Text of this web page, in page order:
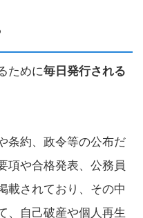
ために毎日発行される
条約、政令等の公布だ
項や合格発表、公務員
載されており、その中
、自己破産や個人再生